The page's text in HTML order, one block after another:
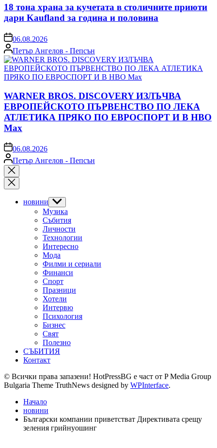
18 тона храна за кучетата в столичните приюти
дари Kaufland за година и половина
on06.08.2026
Posted
by
Петър Ангелов - Пепсън
WARNER BROS. DISCOVERY ИЗЛЪЧВА
ЕВРОПЕЙСКОТО ПЪРВЕНСТВО ПО ЛЕКА
АТЛЕТИКА ПРЯКО ПО ЕВРОСПОРТ И В НВО
Мах
on06.08.2026
Posted
by
Петър Ангелов - Пепсън
Close
search
новини Show
sub
menu
Музика
Събития
Личности
Технологии
Интересно
Мода
Филми и сериали
Финанси
Спорт
Празници
Хотели
Интервю
Психология
Бизнес
Свят
Полезно
СЪБИТИЯ
Контакт
© Всички права запазени! HotPressBG е част от P Media Group
Bulgaria Theme TruthNews designed by WPInterface.
Начало
новини
Български компaнии приветстват Директивата срещу
зеления грийнуошинг